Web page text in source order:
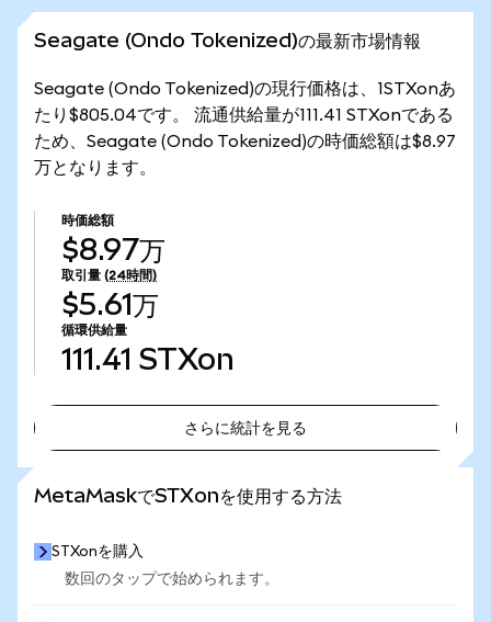
Seagate (Ondo Tokenized)の最新市場情報
Seagate (Ondo Tokenized)の現行価格は、1STXonあ
たり$805.04です。 流通供給量が111.41 STXonである
ため、Seagate (Ondo Tokenized)の時価総額は$8.97
万となります。
時価総額
$8.97万
取引量 (24時間)
$5.61万
循環供給量
111.41 STXon
さらに統計を見る
MetaMaskでSTXonを使用する方法
STXonを購入
数回のタップで始められます。